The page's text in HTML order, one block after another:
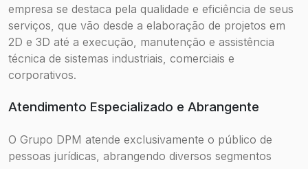
empresa se destaca pela qualidade e eficiência de seus
serviços, que vão desde a elaboração de projetos em
2D e 3D até a execução, manutenção e assistência
técnica de sistemas industriais, comerciais e
corporativos.
Atendimento Especializado e Abrangente
O Grupo DPM atende exclusivamente o público de
pessoas jurídicas, abrangendo diversos segmentos